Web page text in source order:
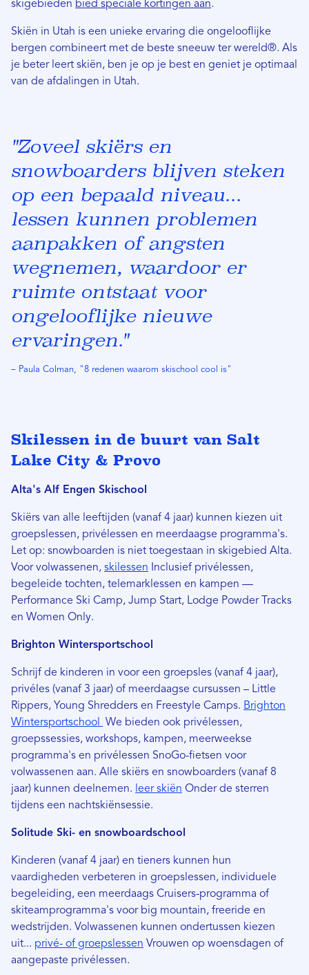
skigebieden bied speciale kortingen aan.
Skiën in Utah is een unieke ervaring die ongelooflijke
bergen combineert met de beste sneeuw ter wereld®. Als
je beter leert skiën, ben je op je best en geniet je optimaal
van de afdalingen in Utah.
"Zoveel skiërs en
snowboarders blijven steken
op een bepaald niveau...
lessen kunnen problemen
aanpakken of angsten
wegnemen, waardoor er
ruimte ontstaat voor
ongelooflijke nieuwe
ervaringen."
– Paula Colman, "8 redenen waarom skischool cool is"
Skilessen in de buurt van Salt
Lake City & Provo
Alta's Alf Engen Skischool
Skiërs van alle leeftijden (vanaf 4 jaar) kunnen kiezen uit
groepslessen, privélessen en meerdaagse programma's.
Let op: snowboarden is niet toegestaan ​​in skigebied Alta.
Voor volwassenen, skilessen Inclusief privélessen,
begeleide tochten, telemarklessen en kampen —
Performance Ski Camp, Jump Start, Lodge Powder Tracks
en Women Only.
Brighton Wintersportschool
Schrijf de kinderen in voor een groepsles (vanaf 4 jaar),
privéles (vanaf 3 jaar) of meerdaagse cursussen – Little
Rippers, Young Shredders en Freestyle Camps. Brighton
Wintersportschool We bieden ook privélessen,
groepssessies, workshops, kampen, meerweekse
programma's en privélessen SnoGo-fietsen voor
volwassenen aan. Alle skiërs en snowboarders (vanaf 8
jaar) kunnen deelnemen. leer skiën Onder de sterren
tijdens een nachtskiënsessie.
Solitude Ski- en snowboardschool
Kinderen (vanaf 4 jaar) en tieners kunnen hun
vaardigheden verbeteren in groepslessen, individuele
begeleiding, een meerdaags Cruisers-programma of
skiteamprogramma's voor big mountain, freeride en
wedstrijden. Volwassenen kunnen ondertussen kiezen
uit... privé- of groepslessen Vrouwen op woensdagen of
aangepaste privélessen.